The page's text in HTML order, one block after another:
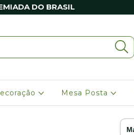
DO BRASIL
Mesa Posta